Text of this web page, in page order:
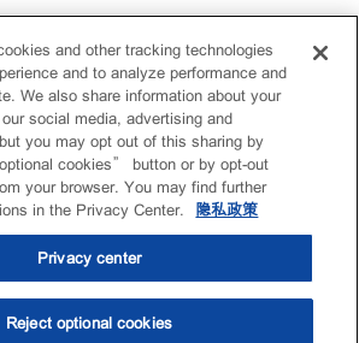
and other tracking technologies
and to analyze performance and
We also share information about your
social media, advertising and
you may opt out of this sharing by
cookies” button or by opt-out
your browser. You may find further
in the Privacy Center.
隐私政策
Privacy center
Reject optional cookies